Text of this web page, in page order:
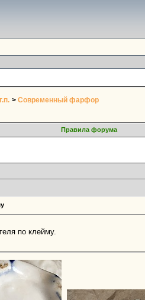
> Современный фарфор
Правила форума
по клейму.